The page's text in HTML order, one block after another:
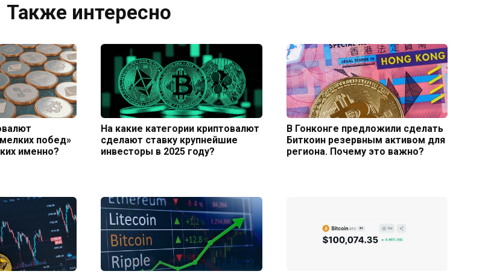
Также интересно
побед»
именно?
На какие категории криптовалют
сделают ставку крупнейшие
инвесторы в 2025 году?
В Гонконге предложили сделать
Биткоин резервным активом для
региона. Почему это важно?